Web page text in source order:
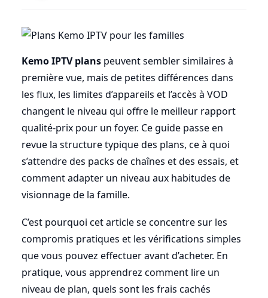
Kemo IPTV plans peuvent sembler similaires à
première vue, mais de petites différences dans
les flux, les limites d’appareils et l’accès à VOD
changent le niveau qui offre le meilleur rapport
qualité-prix pour un foyer. Ce guide passe en
revue la structure typique des plans, ce à quoi
s’attendre des packs de chaînes et des essais, et
comment adapter un niveau aux habitudes de
visionnage de la famille.
C’est pourquoi cet article se concentre sur les
compromis pratiques et les vérifications simples
que vous pouvez effectuer avant d’acheter. En
pratique, vous apprendrez comment lire un
niveau de plan, quels sont les frais cachés